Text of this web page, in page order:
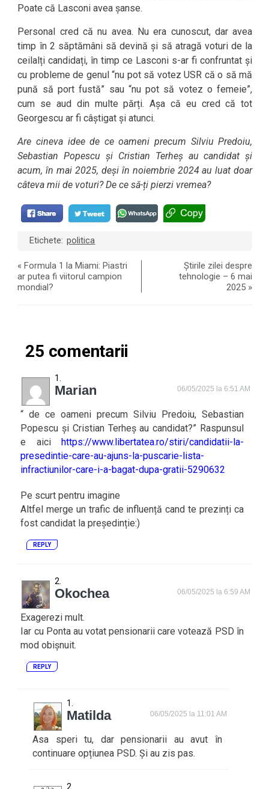
Poate că Lasconi avea șanse.
Personal cred că nu avea. Nu era cunoscut, dar avea
timp în 2 săptămâni să devină și să atragă voturi de la
ceilalți candidați, în timp ce Lasconi s-ar fi confruntat și
cu probleme de genul “nu pot să votez USR că o să mă
pună să port fustă” sau “nu pot să votez o femeie”,
cum se aud din multe părți. Așa că eu cred că tot
Georgescu ar fi câștigat și atunci.
Are cineva idee de ce oameni precum Silviu Predoiu,
Sebastian Popescu și Cristian Terheș au candidat și
acum, în mai 2025, deși în noiembrie 2024 au luat doar
câteva mii de voturi? De ce să-ți pierzi vremea?
Etichete: politica
«Formula 1 la Miami: Piastri
ar putea fi viitorul campion
mondial?
Știrile zilei despre
tehnologie – 6 mai
2025 »
25 comentarii
Marian 06/05/2025 la 6:51 AM
“ de ce oameni precum Silviu Predoiu, Sebastian
Popescu și Cristian Terheș au candidat?” Raspunsul
e aici https://www.libertatea.ro/stiri/candidatii-la-
presedintie-care-au-ajuns-la-puscarie-lista-
infractiunilor-care-i-a-bagat-dupa-gratii-5290632
Pe scurt pentru imagine
Altfel merge un trafic de influență cand te prezinți ca
fost candidat la președinție:)
REPLY
Okochea 06/05/2025 la 6:59 AM
Exagerezi mult.
Iar cu Ponta au votat pensionarii care votează PSD în
mod obișnuit.
REPLY
Matilda 06/05/2025 la 11:01 AM
Asa speri tu, dar pensionarii au avut în
continuare opțiunea PSD. Și au zis pas.